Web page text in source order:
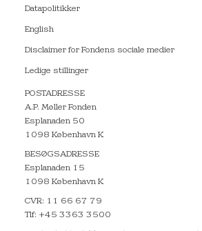
Datapolitikker
English
Disclaimer for Fondens sociale medier
Ledige stillinger
POSTADRESSE
A.P. Møller Fonden
Esplanaden 50
1098 København K
BESØGSADRESSE
Esplanaden 15
1098 København K
CVR: 11 66 67 79
Tlf: +45 3363 3500